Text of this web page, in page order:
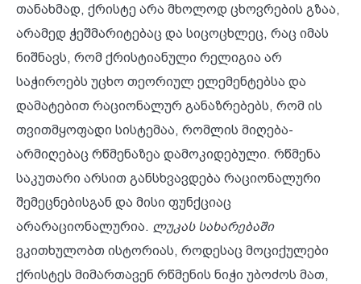
თანახმად, ქრისტე არა მხოლოდ ცხოვრების გზაა,
არამედ ჭეშმარიტებაც და სიცოცხლეც, რაც იმას
ნიშნავს, რომ ქრისტიანული რელიგია არ
საჭიროებს უცხო თეორიულ ელემენტებსა და
დამატებით რაციონალურ განაზრებებს, რომ ის
თვითმყოფადი სისტემაა, რომლის მიღება-
არმიღებაც რწმენაზეა დამოკიდებული. რწმენა
საკუთარი არსით განსხვავდება რაციონალური
შემეცნებისგან და მისი ფუნქციაც
არარაციონალურია. ლუკას სახარებაში
ვკითხულობთ ისტორიას, როდესაც მოციქულები
ქრისტეს მიმართავენ რწმენის ნიჭი უბოძოს მათ,